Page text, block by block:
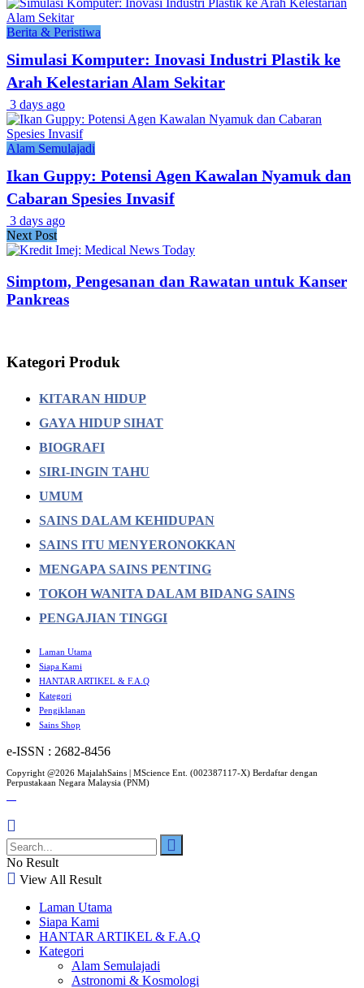
Berita & Peristiwa
Simulasi Komputer: Inovasi Industri Plastik ke
Arah Kelestarian Alam Sekitar
3 days ago
Alam Semulajadi
Ikan Guppy: Potensi Agen Kawalan Nyamuk dan
Cabaran Spesies Invasif
3 days ago
Next Post
Simptom, Pengesanan dan Rawatan untuk Kanser
Pankreas
Kategori Produk
KITARAN HIDUP
GAYA HIDUP SIHAT
BIOGRAFI
SIRI-INGIN TAHU
UMUM
SAINS DALAM KEHIDUPAN
SAINS ITU MENYERONOKKAN
MENGAPA SAINS PENTING
TOKOH WANITA DALAM BIDANG SAINS
PENGAJIAN TINGGI
Laman Utama
Siapa Kami
HANTAR ARTIKEL & F.A.Q
Kategori
Pengiklanan
Sains Shop
e-ISSN : 2682-8456
Copyright @2026 MajalahSains | MScience Ent. (002387117-X) Berdaftar dengan
Perpustakaan Negara Malaysia (PNM)
No Result
View All Result
Laman Utama
Siapa Kami
HANTAR ARTIKEL & F.A.Q
Kategori
Alam Semulajadi
Astronomi & Kosmologi